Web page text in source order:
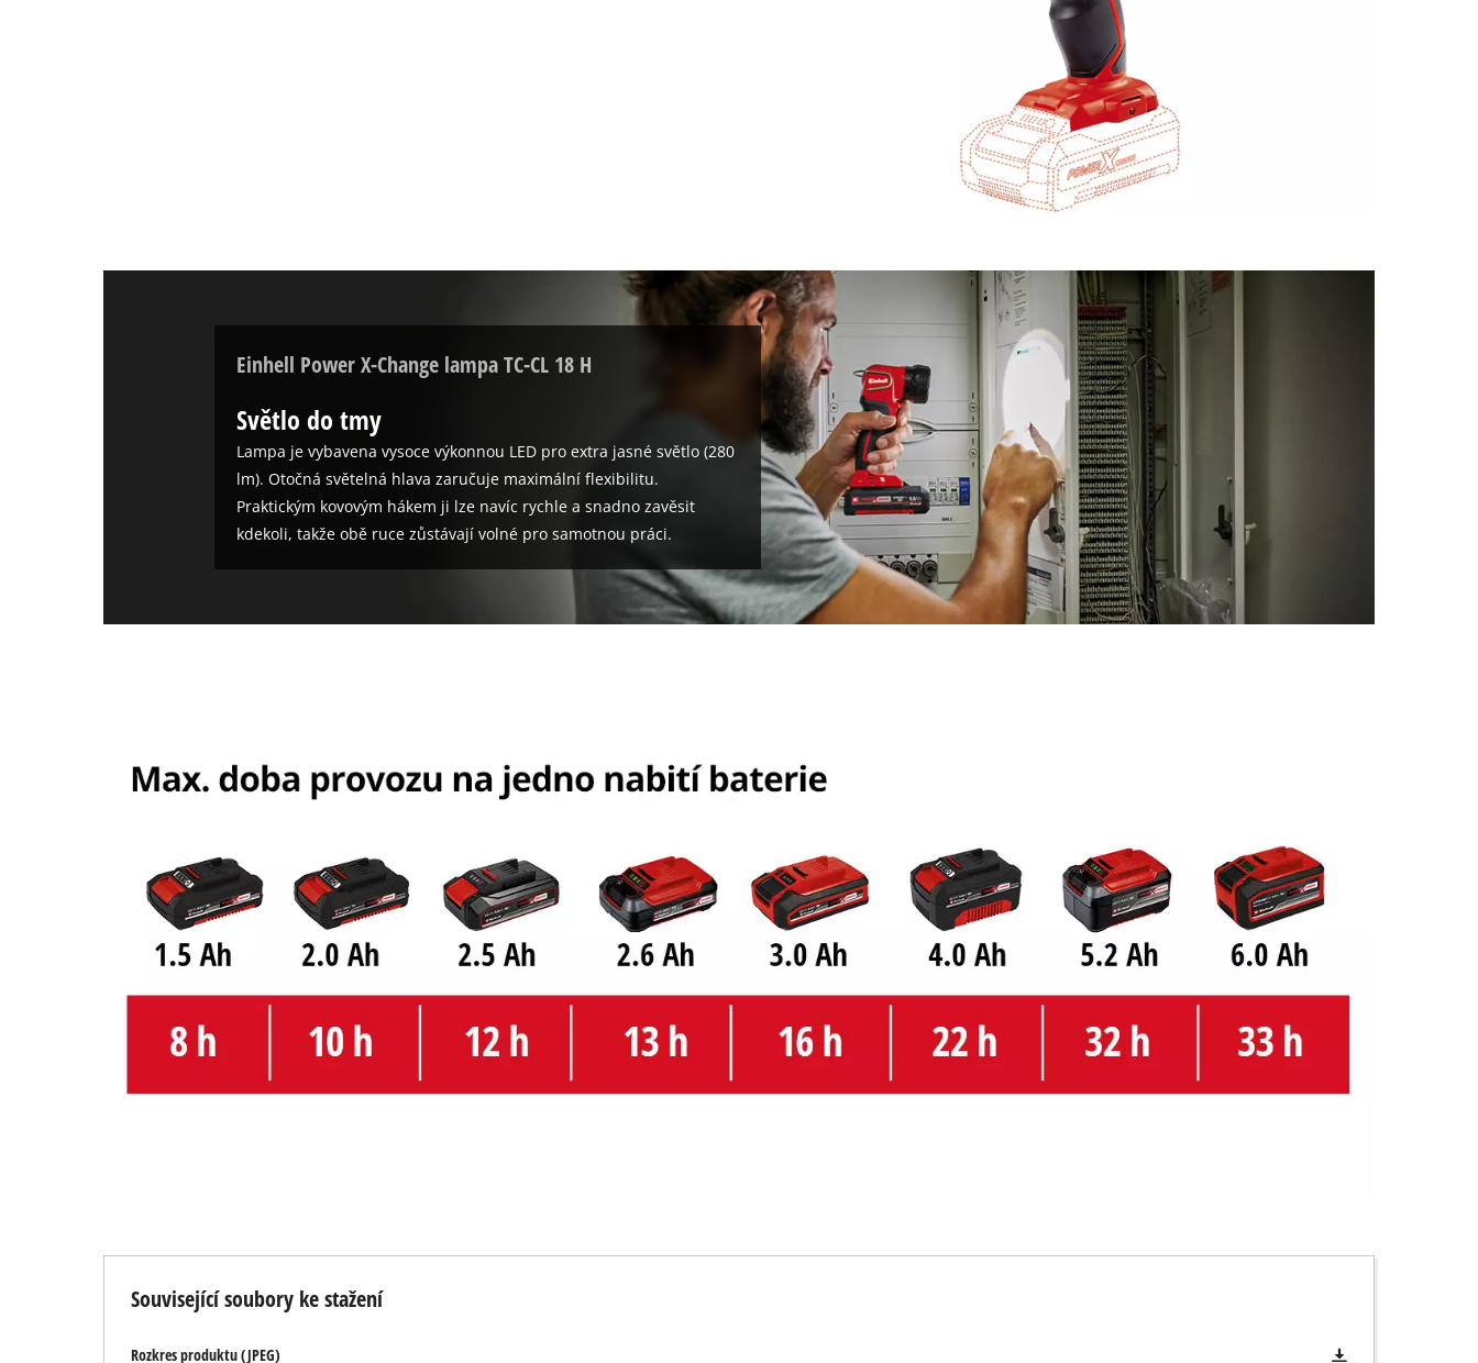
Einhell Power X-Change lampa TC-CL 18 H
Světlo do tmy
Lampa je vybavena vysoce výkonnou LED pro extra jasné světlo (280
lm). Otočná světelná hlava zaručuje maximální flexibilitu.
Praktickým kovovým hákem ji lze navíc rychle a snadno zavěsit
kdekoli, takže obě ruce zůstávají volné pro samotnou práci.
Související soubory ke stažení
Rozkres produktu (JPEG)